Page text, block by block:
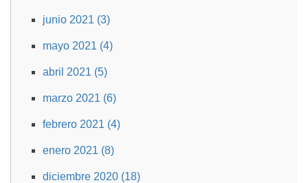
junio 2021 (3)
mayo 2021 (4)
abril 2021 (5)
marzo 2021 (6)
febrero 2021 (4)
enero 2021 (8)
diciembre 2020 (18)